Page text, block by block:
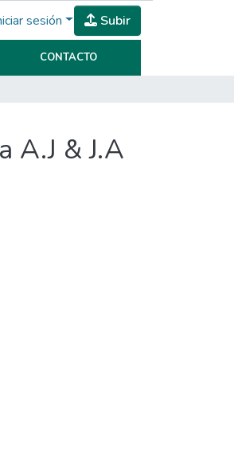
sesión Subir
CONTACTO
A.J & J.A